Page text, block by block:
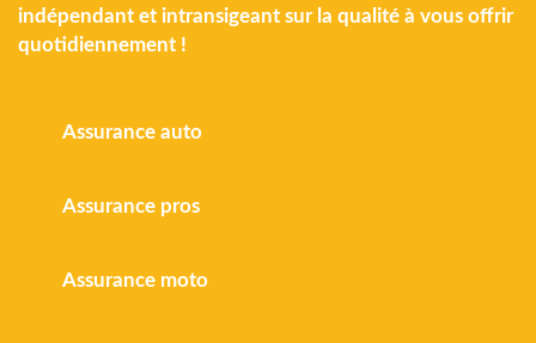
indépendant et intransigeant sur la qualité à vous offrir
quotidiennement !
Assurance auto
Assurance pros
Assurance moto